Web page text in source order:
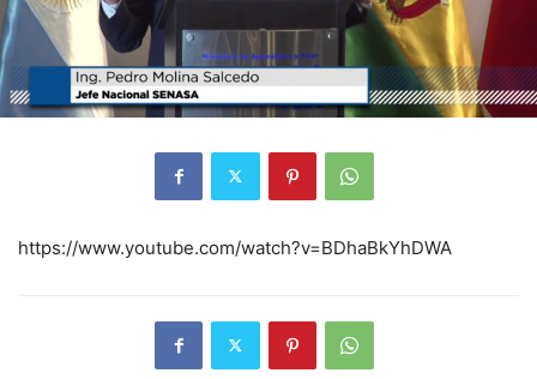
https://www.youtube.com/watch?v=BDhaBkYhDWA